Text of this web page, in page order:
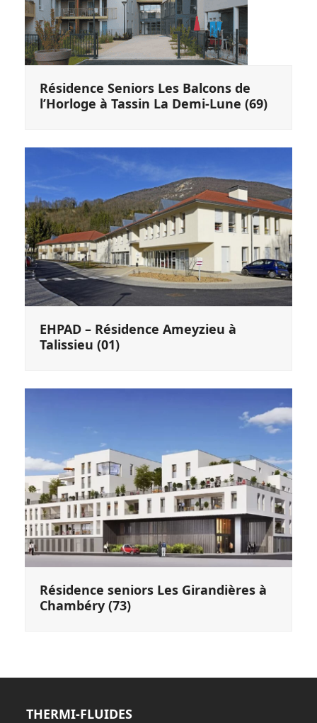
Résidence Seniors Les Balcons de
l’Horloge à Tassin La Demi-Lune (69)
EHPAD – Résidence Ameyzieu à
Talissieu (01)
Résidence seniors Les Girandières à
Chambéry (73)
THERMI-FLUIDES